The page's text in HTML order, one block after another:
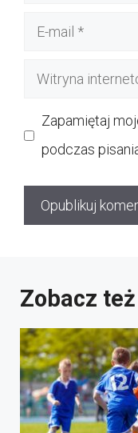
Witryna
Zapamiętaj
podczas
Zobacz też